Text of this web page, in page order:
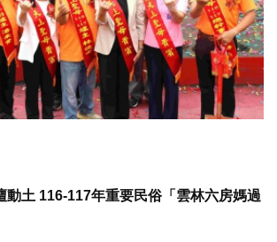
動土 116-117年重要民俗「雲林六房媽過